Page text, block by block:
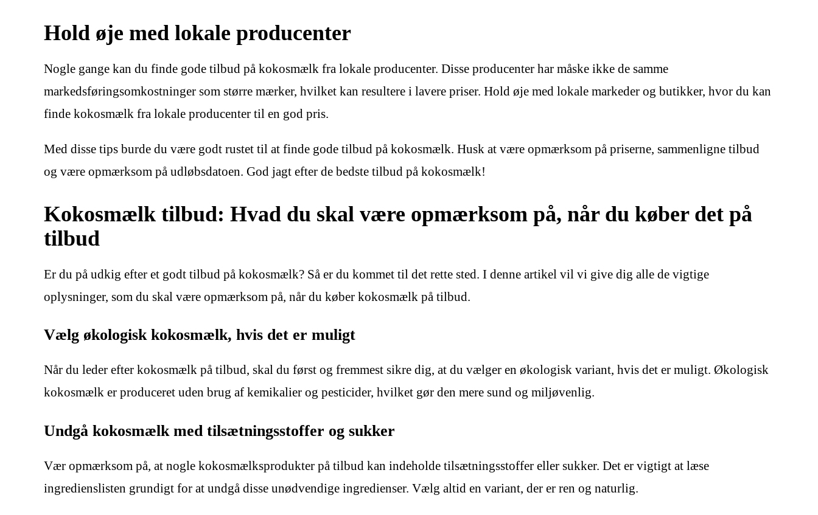
Hold øje med lokale producenter
Nogle gange kan du finde gode tilbud på kokosmælk fra lokale producenter. Disse producenter har måske ikke de samme
markedsføringsomkostninger som større mærker, hvilket kan resultere i lavere priser. Hold øje med lokale markeder og butikker, hvor du kan
finde kokosmælk fra lokale producenter til en god pris.
Med disse tips burde du være godt rustet til at finde gode tilbud på kokosmælk. Husk at være opmærksom på priserne, sammenligne tilbud
og være opmærksom på udløbsdatoen. God jagt efter de bedste tilbud på kokosmælk!
Kokosmælk tilbud: Hvad du skal være opmærksom på, når du køber det på
tilbud
Er du på udkig efter et godt tilbud på kokosmælk? Så er du kommet til det rette sted. I denne artikel vil vi give dig alle de vigtige
oplysninger, som du skal være opmærksom på, når du køber kokosmælk på tilbud.
Vælg økologisk kokosmælk, hvis det er muligt
Når du leder efter kokosmælk på tilbud, skal du først og fremmest sikre dig, at du vælger en økologisk variant, hvis det er muligt. Økologisk
kokosmælk er produceret uden brug af kemikalier og pesticider, hvilket gør den mere sund og miljøvenlig.
Undgå kokosmælk med tilsætningsstoffer og sukker
Vær opmærksom på, at nogle kokosmælksprodukter på tilbud kan indeholde tilsætningsstoffer eller sukker. Det er vigtigt at læse
ingredienslisten grundigt for at undgå disse unødvendige ingredienser. Vælg altid en variant, der er ren og naturlig.